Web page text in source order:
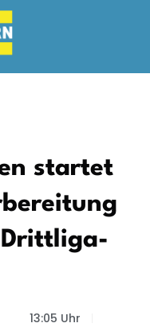
startet
13:05 Uhr